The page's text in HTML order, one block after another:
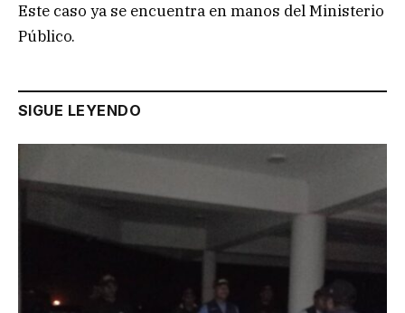
Este caso ya se encuentra en manos del Ministerio
Público.
SIGUE LEYENDO